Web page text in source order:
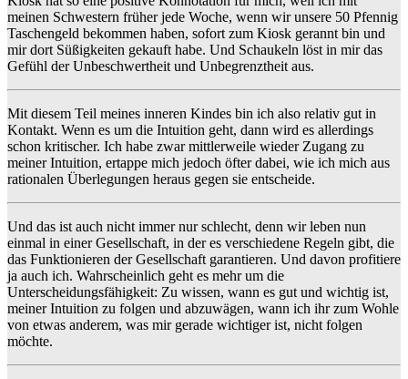
meinen Schwestern früher jede Woche, wenn wir unsere 50 Pfennig
Taschengeld bekommen haben, sofort zum Kiosk gerannt bin und
mir dort Süßigkeiten gekauft habe. Und Schaukeln löst in mir das
Gefühl der Unbeschwertheit und Unbegrenztheit aus.
Mit diesem Teil meines inneren Kindes bin ich also relativ gut in
Kontakt. Wenn es um die Intuition geht, dann wird es allerdings
schon kritischer. Ich habe zwar mittlerweile wieder Zugang zu
meiner Intuition, ertappe mich jedoch öfter dabei, wie ich mich aus
rationalen Überlegungen heraus gegen sie entscheide.
Und das ist auch nicht immer nur schlecht, denn wir leben nun
einmal in einer Gesellschaft, in der es verschiedene Regeln gibt, die
das Funktionieren der Gesellschaft garantieren. Und davon profitiere
ja auch ich. Wahrscheinlich geht es mehr um die
Unterscheidungsfähigkeit: Zu wissen, wann es gut und wichtig ist,
meiner Intuition zu folgen und abzuwägen, wann ich ihr zum Wohle
von etwas anderem, was mir gerade wichtiger ist, nicht folgen
möchte.